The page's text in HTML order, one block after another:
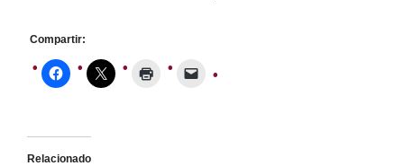
Compartir:
Relacionado